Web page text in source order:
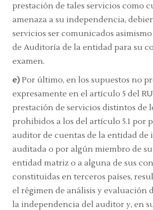
prestación de tales servicios como
amenaza a su independencia,
servicios ser comunicados
de Auditoría de la entidad para su
examen.
e) Por último, en los supuestos no
expresamente en el artículo 5 del
prestación de servicios distintos de
prohibidos a los del artículo 5.1 por
auditor de cuentas de la entidad de
auditada o por algún miembro de
entidad matriz o a alguna de sus
constituidas en terceros países,
el régimen de análisis y evaluación
la independencia del auditor y, en